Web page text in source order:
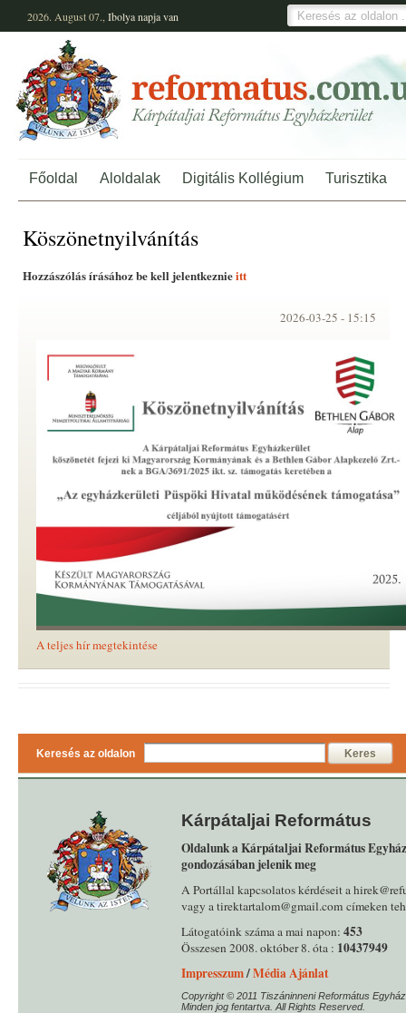
2026. August 07., Ibolyanapja van
Főoldal Aloldalak Digitális Kollégium Turisztika
Köszönetnyilvánítás
Hozzászólás írásához be kell jelentkeznieitt
2026-03-25 - 15:15
A teljes hír megtekintése
Keresés az oldalon Keres
Kárpátaljai Református
Oldalunk a Kárpátaljai Református
gondozásában jelenik meg
A Portállal kapcsolatos kérdéseit a
vagy a tirektartalom@gmail.com címeken
Látogatóink száma a mai napon: 453
Összesen 2008. október 8. óta : 10437949
Impresszum/Média Ajánlat
Copyright © 2011 Tiszáninneni Református
Minden jog fentartva. All Rights Reserved.